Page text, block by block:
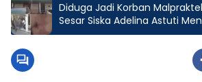
Diduga Jadi Korban
Sesar Siska Adelina Astuti
dan Pembengkakan
Bunda Berupaya Lepas